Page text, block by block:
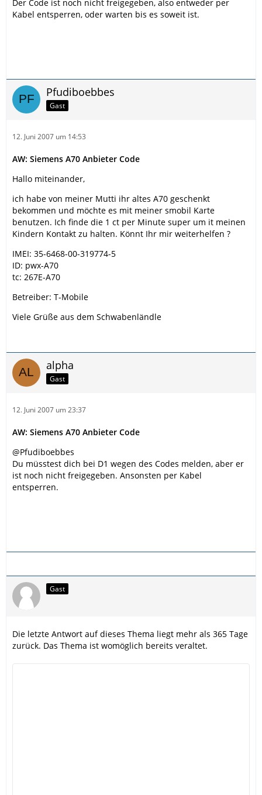
Der Code ist noch nicht freigegeben, also entweder per
Kabel entsperren, oder warten bis es soweit ist.
Pfudiboebbes
Gast
12. Juni 2007 um 14:53
AW: Siemens A70 Anbieter Code
Hallo miteinander,
ich habe von meiner Mutti ihr altes A70 geschenkt
bekommen und möchte es mit meiner smobil Karte
benutzen. Ich finde die 1 ct per Minute super um it meinen
Kindern Kontakt zu halten. Könnt Ihr mir weiterhelfen ?
IMEI: 35-6468-00-319774-5
ID: pwx-A70
tc: 267E-A70
Betreiber: T-Mobile
Viele Grüße aus dem Schwabenländle
alpha
Gast
12. Juni 2007 um 23:37
AW: Siemens A70 Anbieter Code
@Pfudiboebbes
Du müsstest dich bei D1 wegen des Codes melden, aber er
ist noch nicht freigegeben. Ansonsten per Kabel
entsperren.
Gast
Die letzte Antwort auf dieses Thema liegt mehr als 365 Tage
zurück. Das Thema ist womöglich bereits veraltet.